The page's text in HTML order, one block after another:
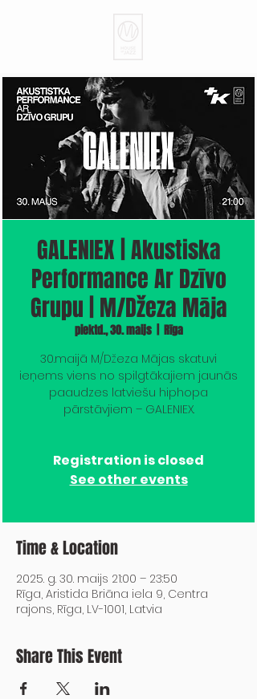
GALENIEX | Akustiska
Performance Ar Dzīvo
Grupu | M/Džeza Māja
piektd., 30. maijs
  |
Rīga
30.maijā M/Džeza Mājas skatuvi
ieņems viens no spilgtākajiem jaunās
paaudzes latviešu hiphopa
pārstāvjiem – GALENIEX.
Registration is closed
See other events
Time & Location
2025. g. 30. maijs 21:00 – 23:50
Rīga, Aristida Briāna iela 9, Centra
rajons, Rīga, LV-1001, Latvia
Share This Event